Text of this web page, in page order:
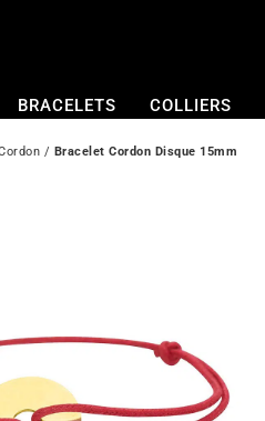
BRACELETS COLLIERS
/ Bracelet Cordon Disque 15mm